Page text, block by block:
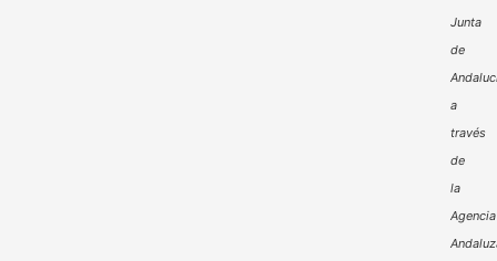
Junta
de
a
través
de
la
Agencia